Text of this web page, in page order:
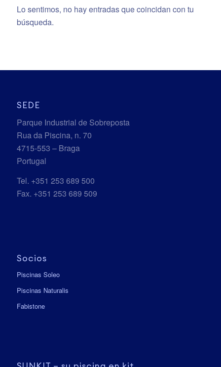
Lo sentimos, no hay entradas que coincidan con tu
búsqueda.
SEDE
Parque Industrial de Sobreposta
Rua da Piscina, n. 70
4715-553 – Braga
Portugal
Tel. +351 253 689 500
Fax. +351 253 689 509
Socios
Piscinas Soleo
Piscinas Naturalis
Fabistone